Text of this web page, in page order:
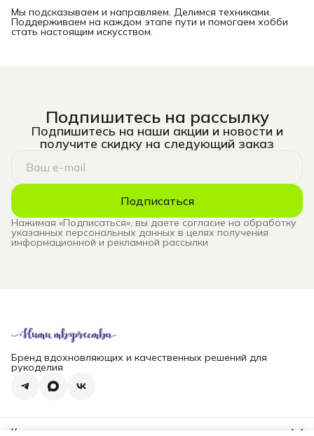
Мы подсказываем и направляем. Делимся техниками.
Поддерживаем на каждом этапе пути и помогаем хобби
стать настоящим искусством.
Подпишитесь на рассылку
Подпишитесь на наши акции и новости и
получите скидку на следующий заказ
Подписаться
Нажимая «Подписаться», вы даете согласие на обработку
указанных персональных данных в целях получения
информационной и рекламной рассылки
Бренд вдохновляющих и качественных решений для
рукоделия
Контакты